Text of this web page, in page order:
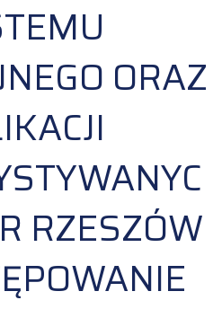
ORAZ
RZESZÓW